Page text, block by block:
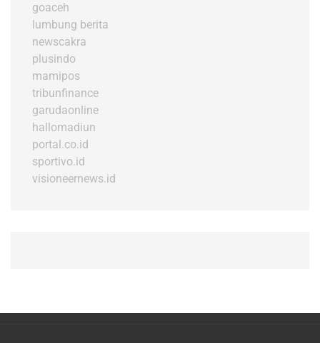
goaceh
lumbung berita
newscakra
plusindo
mamipos
tribunfinance
garudaonline
hallomadiun
portal.co.id
sportivo.id
visioneernews.id